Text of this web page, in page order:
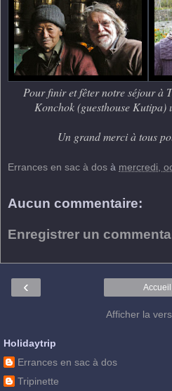
Pour finir et fêter notre séjour à
Konchok (guesthouse Kutipa)
Un grand merci à tous
Errances en sac à dos à mercredi,
Aucun commentaire:
Enregistrer un
‹ Accueil
Afficher la
Holidaytrip
Errances en sac à dos
Tripinette